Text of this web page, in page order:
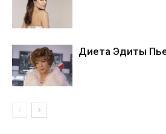
Диета Эдиты